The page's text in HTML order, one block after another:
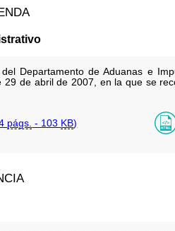
Departamento de Aduanas e
de abril de 2007, en la que se
págs. - 103 KB)